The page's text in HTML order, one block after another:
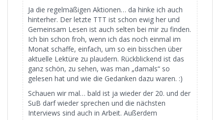
Ja die regelmäßigen Aktionen… da hinke ich auch
hinterher. Der letzte TTT ist schon ewig her und
Gemeinsam Lesen ist auch selten bei mir zu finden.
Ich bin schon froh, wenn ich das noch einmal im
Monat schaffe, einfach, um so ein bisschen über
aktuelle Lektüre zu plaudern. Rückblickend ist das
ganz schön, zu sehen, was man „damals“ so
gelesen hat und wie die Gedanken dazu waren. :)
Schauen wir mal… bald ist ja wieder der 20. und der
SuB darf wieder sprechen und die nächsten
Interviews sind auch in Arbeit. Außerdem